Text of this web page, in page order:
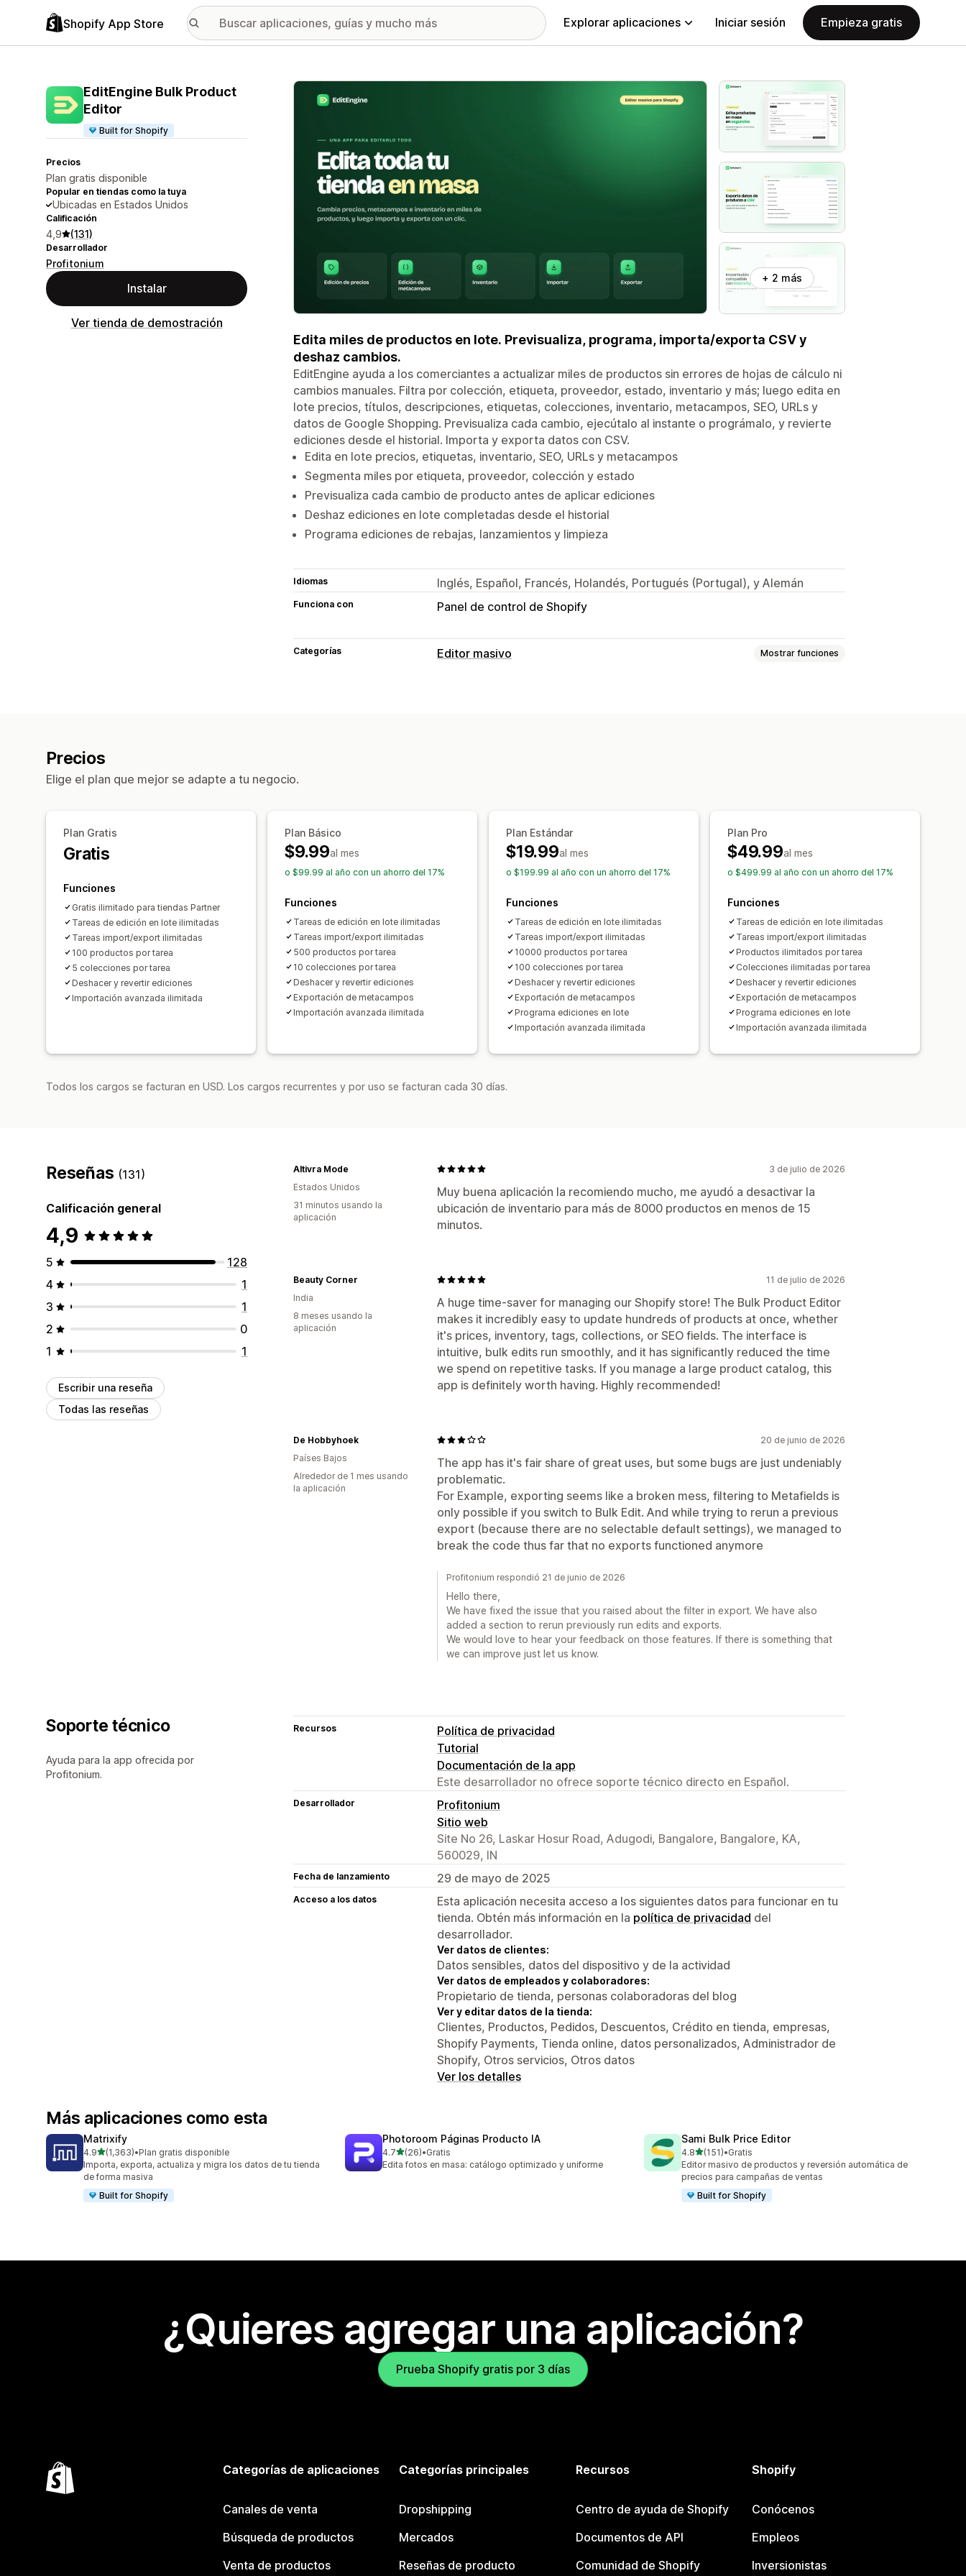
Shopify App Store Explorar aplicaciones Iniciar sesión Empieza gratis
EditEngine Bulk Product
Editor
Built for Shopify
Precios
Plan gratis disponible
Popular en tiendas como la tuya
Ubicadas en Estados Unidos
Calificación
4,9 (131)
Desarrollador
Profitonium
Instalar
Ver tienda de demostración
Galería de imágenes destacadas
+ 2 más
Edita miles de productos en lote. Previsualiza, programa, importa/exporta CSV y
deshaz cambios.
EditEngine ayuda a los comerciantes a actualizar miles de productos sin errores de hojas de cálculo ni
cambios manuales. Filtra por colección, etiqueta, proveedor, estado, inventario y más; luego edita en
lote precios, títulos, descripciones, etiquetas, colecciones, inventario, metacampos, SEO, URLs y
datos de Google Shopping. Previsualiza cada cambio, ejecútalo al instante o prográmalo, y revierte
ediciones desde el historial. Importa y exporta datos con CSV.
Edita en lote precios, etiquetas, inventario, SEO, URLs y metacampos
Segmenta miles por etiqueta, proveedor, colección y estado
Previsualiza cada cambio de producto antes de aplicar ediciones
Deshaz ediciones en lote completadas desde el historial
Programa ediciones de rebajas, lanzamientos y limpieza
Idiomas Inglés, Español, Francés, Holandés, Portugués (Portugal), y Alemán
Funciona con Panel de control de Shopify
Categorías Editor masivo Mostrar funciones
Impresión y exportación de CSV
Migración de datos
Búsqueda y filtro
Tareas programadas Edición masiva
Precios
Elige el plan que mejor se adapte a tu negocio.
Plan Gratis
Gratis
Funciones
Gratis ilimitado para tiendas Partner
Tareas de edición en lote ilimitadas
Tareas import/export ilimitadas
100 productos por tarea
5 colecciones por tarea
Deshacer y revertir ediciones
Importación avanzada ilimitada
Plan Básico
$9.99al mes
o $99.99 al año con un ahorro del 17%
Funciones
Tareas de edición en lote ilimitadas
Tareas import/export ilimitadas
500 productos por tarea
10 colecciones por tarea
Deshacer y revertir ediciones
Exportación de metacampos
Importación avanzada ilimitada
Plan Estándar
$19.99al mes
o $199.99 al año con un ahorro del 17%
Funciones
Tareas de edición en lote ilimitadas
Tareas import/export ilimitadas
10000 productos por tarea
100 colecciones por tarea
Deshacer y revertir ediciones
Exportación de metacampos
Programa ediciones en lote
Importación avanzada ilimitada
Plan Pro
$49.99al mes
o $499.99 al año con un ahorro del 17%
Funciones
Tareas de edición en lote ilimitadas
Tareas import/export ilimitadas
Productos ilimitados por tarea
Colecciones ilimitadas por tarea
Deshacer y revertir ediciones
Exportación de metacampos
Programa ediciones en lote
Importación avanzada ilimitada
Todos los cargos se facturan en USD. Los cargos recurrentes y por uso se facturan cada 30 días.
Reseñas (131)
Calificación general
4,9
5
128
4
1
3
1
2
0
1
1
Escribir una reseña
Todas las reseñas
3 de julio de 2026
Muy buena aplicación la recomiendo mucho, me ayudó a desactivar la
ubicación de inventario para más de 8000 productos en menos de 15
minutos.
Altivra Mode
Estados Unidos
31 minutos usando la
aplicación
11 de julio de 2026
A huge time-saver for managing our Shopify store! The Bulk Product Editor
makes it incredibly easy to update hundreds of products at once, whether
it's prices, inventory, tags, collections, or SEO fields. The interface is
intuitive, bulk edits run smoothly, and it has significantly reduced the time
we spend on repetitive tasks. If you manage a large product catalog, this
app is definitely worth having. Highly recommended!
Beauty Corner
India
8 meses usando la
aplicación
20 de junio de 2026
The app has it's fair share of great uses, but some bugs are just undeniably
problematic.
For Example, exporting seems like a broken mess, filtering to Metafields is
only possible if you switch to Bulk Edit. And while trying to rerun a previous
export (because there are no selectable default settings), we managed to
break the code thus far that no exports functioned anymore
De Hobbyhoek
Países Bajos
Alrededor de 1 mes usando
la aplicación
Profitonium respondió 21 de junio de 2026
Hello there,
We have fixed the issue that you raised about the filter in export. We have also
added a section to rerun previously run edits and exports.
We would love to hear your feedback on those features. If there is something that
we can improve just let us know.
Soporte técnico
Ayuda para la app ofrecida por
Profitonium.
Recursos
Política de privacidad
Tutorial
Documentación de la app
Este desarrollador no ofrece soporte técnico directo en Español.
Desarrollador
Profitonium
Sitio web
Site No 26, Laskar Hosur Road, Adugodi, Bangalore, Bangalore, KA,
560029, IN
Fecha de lanzamiento 29 de mayo de 2025
Acceso a los datos
Esta aplicación necesita acceso a los siguientes datos para funcionar en tu
tienda. Obtén más información en la política de privacidad del
desarrollador.
Ver datos de clientes:
Datos sensibles, datos del dispositivo y de la actividad
Ver datos de empleados y colaboradores:
Propietario de tienda, personas colaboradoras del blog
Ver y editar datos de la tienda:
Clientes, Productos, Pedidos, Descuentos, Crédito en tienda, empresas,
Shopify Payments, Tienda online, datos personalizados, Administrador de
Shopify, Otros servicios, Otros datos
Ver los detalles
Más aplicaciones como esta
Matrixify
4.9de 5 estrellas
(1,363)
1363 reseñas en total
•Plan gratis disponible
Importa, exporta, actualiza y migra los datos de tu tienda
de forma masiva
Built for Shopify
Photoroom Páginas Producto IA
4.7de 5 estrellas
(26)
26 reseñas en total
•Gratis
Edita fotos en masa: catálogo optimizado y uniforme
Sami Bulk Price Editor
4.8de 5 estrellas
(151)
151 reseñas en total
•Gratis
Editor masivo de productos y reversión automática de
precios para campañas de ventas
Built for Shopify
¿Quieres agregar una aplicación?
Prueba Shopify gratis por 3 días
Categorías de aplicaciones
Canales de venta
Búsqueda de productos
Venta de productos
Categorías principales
Dropshipping
Mercados
Reseñas de producto
Recursos
Centro de ayuda de Shopify
Documentos de API
Comunidad de Shopify
Shopify
Conócenos
Empleos
Inversionistas